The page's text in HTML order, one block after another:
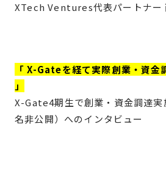
XTech Ventures代表パートナ
「 X-Gateを経て実際創業・資金
」
X-Gate4期生で創業・資金調達実
名非公開）へのインタビュー